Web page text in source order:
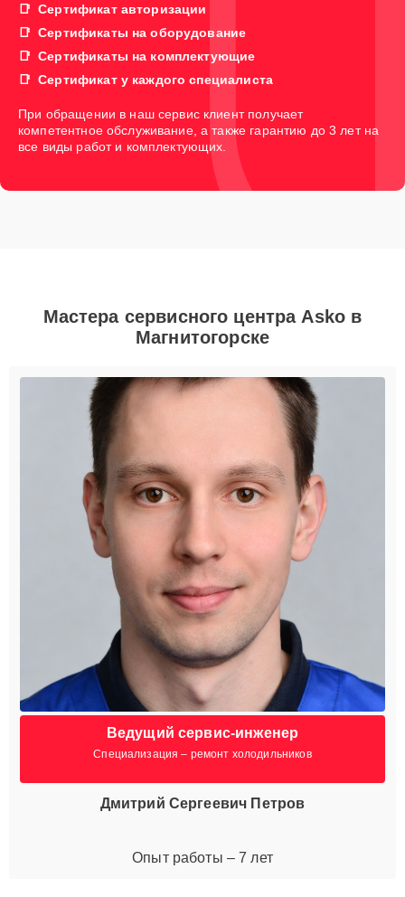
Сертификат авторизации
Сертификаты на оборудование
Сертификаты на комплектующие
Сертификат у каждого специалиста
При обращении в наш сервис клиент получает
компетентное обслуживание, а также гарантию до 3 лет на
все виды работ и комплектующих.
Мастера сервисного центра Asko в
Магнитогорске
Ведущий сервис-инженер
Специализация – ремонт холодильников
Дмитрий Сергеевич Петров
Опыт работы – 7 лет